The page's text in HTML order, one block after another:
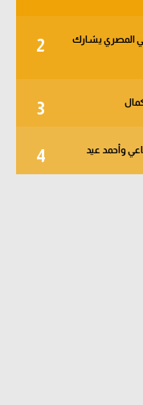
2
يبدأ من دور الـ 32.. والثلاثي المصري يشارك
3
4 وأحمد عيد